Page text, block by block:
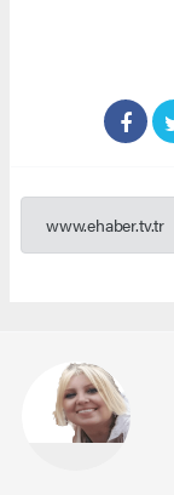
www.ehaber.tv.tr